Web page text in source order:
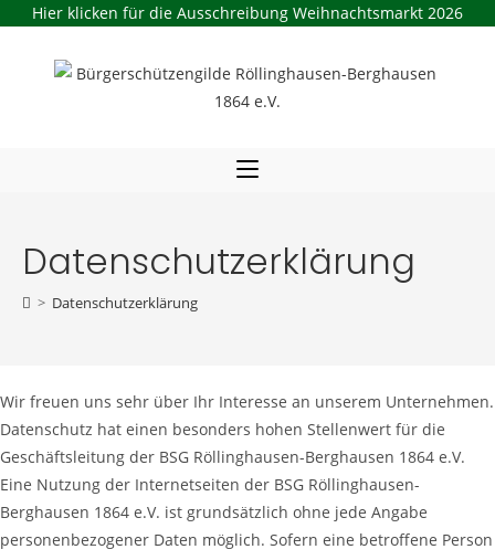
Hier klicken für die Ausschreibung Weihnachtsmarkt 2026
Datenschutzerklärung
> Datenschutzerklärung
Wir freuen uns sehr über Ihr Interesse an unserem Unternehmen.
Datenschutz hat einen besonders hohen Stellenwert für die
Geschäftsleitung der BSG Röllinghausen-Berghausen 1864 e.V.
Eine Nutzung der Internetseiten der BSG Röllinghausen-
Berghausen 1864 e.V. ist grundsätzlich ohne jede Angabe
personenbezogener Daten möglich. Sofern eine betroffene Person